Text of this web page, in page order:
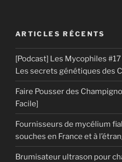
ARTICLES RÉCENTS
[Podcast] Les Mycophiles
Les secrets génétiques des
Faire Pousser des
Facile]
Fournisseurs de mycélium
souches en France et à
Brumisateur ultrason pour